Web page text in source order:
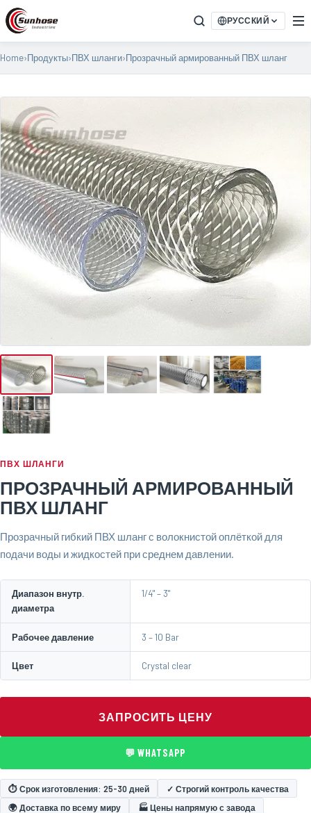
РУССКИЙ
Home›Продукты›ПВХ шланги›Прозрачный армированный ПВХ шланг
ПВХ ШЛАНГИ
ПРОЗРАЧНЫЙ АРМИРОВАННЫЙ
ПВХ ШЛАНГ
Прозрачный гибкий ПВХ шланг с волокнистой оплёткой для
подачи воды и жидкостей при среднем давлении.
Диапазон внутр.
диаметра
1/4" – 3"
Рабочее давление 3 – 10 Bar
Цвет Crystal clear
ЗАПРОСИТЬ ЦЕНУ
💬 WHATSAPP
⏱ Срок изготовления: 25-30 дней
✓ Строгий контроль качества
🌍 Доставка по всему миру
🏭 Цены напрямую с завода